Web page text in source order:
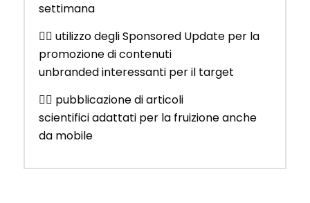
settimana
👨‍⚕️ utilizzo degli Sponsored Update per la
promozione di contenuti
unbranded interessanti per il target
👨‍⚕️ pubblicazione di articoli
scientifici adattati per la fruizione anche
da mobile